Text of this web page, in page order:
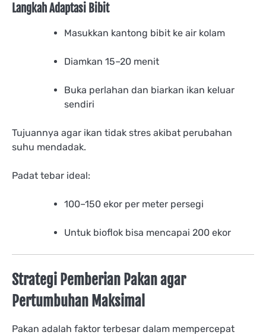
Langkah Adaptasi Bibit
Masukkan kantong bibit ke air kolam
Diamkan 15–20 menit
Buka perlahan dan biarkan ikan keluar
sendiri
Tujuannya agar ikan tidak stres akibat perubahan
suhu mendadak.
Padat tebar ideal:
100–150 ekor per meter persegi
Untuk bioflok bisa mencapai 200 ekor
Strategi Pemberian Pakan agar
Pertumbuhan Maksimal
Pakan adalah faktor terbesar dalam mempercepat